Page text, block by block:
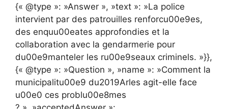
{« @type »: »Answer », »text »: »La police
intervient par des patrouilles renforcu00e9es,
des enquu00eates approfondies et la
collaboration avec la gendarmerie pour
du00e9manteler les ru00e9seaux criminels. »}},
{« @type »: »Question », »name »: »Comment la
municipalitu00e9 du2019Arles agit-elle face
u00e0 ces problu00e8mes